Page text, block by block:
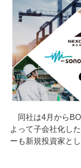
同社は4月から
よって子会社化し
ーも新規投資家と